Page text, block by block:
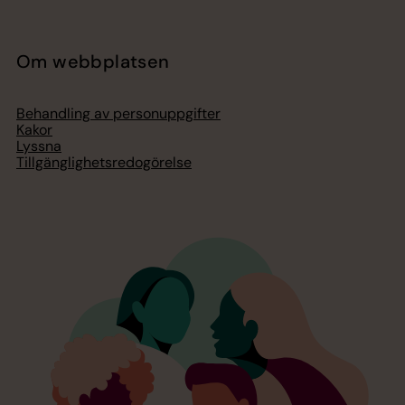
Om webbplatsen
Behandling av personuppgifter
Kakor
Lyssna
Tillgänglighetsredogörelse